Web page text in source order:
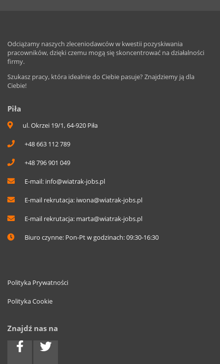
Odciążamy naszych zleceniodawców w kwestii pozyskiwania
pracowników, dzięki czemu mogą się skoncentrować na działalności
firmy.
Szukasz pracy, która idealnie do Ciebie pasuje? Znajdziemy ją dla
Ciebie!
Piła
ul. Okrzei 19/1, 64-920 Piła
+48 663 112 789
+48 796 901 049
E-mail: info@wiatrak-jobs.pl
E-mail rekrutacja: iwona@wiatrak-jobs.pl
E-mail rekrutacja: marta@wiatrak-jobs.pl
Biuro czynne: Pon-Pt w godzinach: 09:30-16:30
Polityka Prywatności
Polityka Cookie
Znajdź nas na